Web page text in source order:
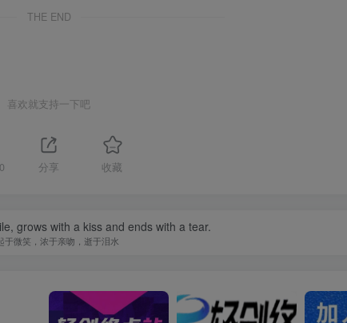
THE END
喜欢就支持一下吧
分享 收藏
grows with a kiss and ends with a tear.
于微笑，浓于亲吻，逝于泪水